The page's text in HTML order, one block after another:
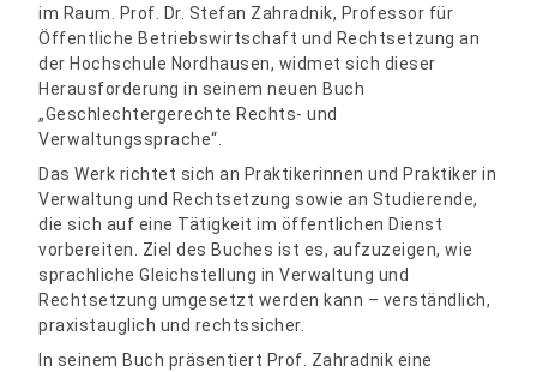
im Raum. Prof. Dr. Stefan Zahradnik, Professor für
Öffentliche Betriebswirtschaft und Rechtsetzung an
der Hochschule Nordhausen, widmet sich dieser
Herausforderung in seinem neuen Buch
„Geschlechtergerechte Rechts- und
Verwaltungssprache“.
Das Werk richtet sich an Praktikerinnen und Praktiker in
Verwaltung und Rechtsetzung sowie an Studierende,
die sich auf eine Tätigkeit im öffentlichen Dienst
vorbereiten. Ziel des Buches ist es, aufzuzeigen, wie
sprachliche Gleichstellung in Verwaltung und
Rechtsetzung umgesetzt werden kann – verständlich,
praxistauglich und rechtssicher.
In seinem Buch präsentiert Prof. Zahradnik eine